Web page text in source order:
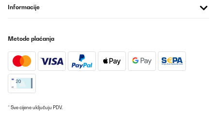
Informacije
Metode plaćanja
* Sve cijene uključuju PDV.